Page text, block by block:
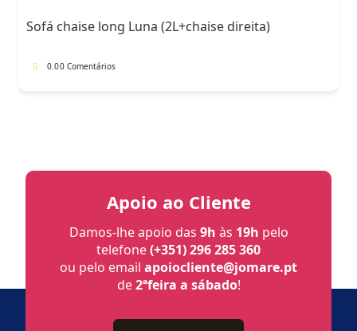
1
1
Sofá chaise long Luna (2L+chaise direita)
0.00 Comentários
Apoio ao Cliente
Damos-lhe apoio das 9h às 19h pelo
telefone(+351) 296 285 360
ou pelo email apoiocliente@jomare.pt
de2ªfeira a sábado!